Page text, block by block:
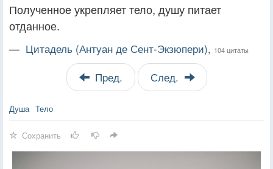
Полученное укрепляет тело, душу питает
отданное.
— Цитадель (Антуан де Сент-Экзюпери), 104 цитаты
Пред. След.
Душа Тело
Сохранить